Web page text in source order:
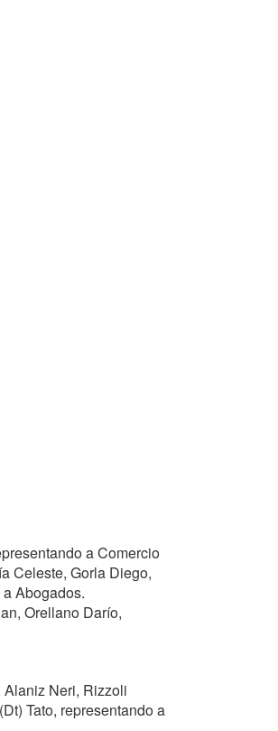
a Comercio
Celeste, Gorla Diego,
Abogados.
Orellano Darío,
Alaniz Neri, Rizzoli
Tato, representando a